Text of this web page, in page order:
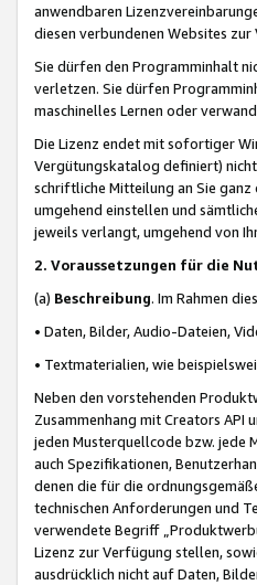
anwendbaren
diesen verbundenen Websites
Sie dürfen den Programminhalt
verletzen. Sie dürfen
maschinelles Lernen oder
Die Lizenz endet mit sofortiger
Vergütungskatalog definiert)
schriftliche Mitteilung an Sie ganz
umgehend einstellen und
jeweils verlangt, umgehend von
2. Voraussetzungen für die
(a) Beschreibung. Im Rahmen
• Daten, Bilder, Audio-Dateien,
• Textmaterialien, wie
Neben den vorstehenden
Zusammenhang mit Creators
jeden Musterquellcode bzw. jede
auch Spezifikationen,
denen die für die
technischen Anforderungen und
verwendete Begriff
Lizenz zur Verfügung stellen,
ausdrücklich nicht auf Daten,